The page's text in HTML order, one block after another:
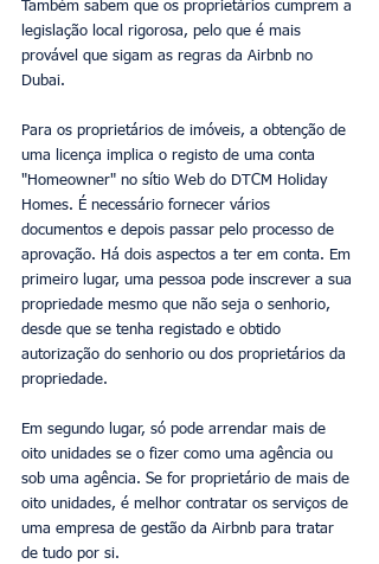
Também sabem que os proprietários cumprem a
legislação local rigorosa, pelo que é mais
provável que sigam as regras da Airbnb no
Dubai.
Para os proprietários de imóveis, a obtenção de
uma licença implica o registo de uma conta
"Homeowner" no sítio Web do DTCM Holiday
Homes. É necessário fornecer vários
documentos e depois passar pelo processo de
aprovação. Há dois aspectos a ter em conta. Em
primeiro lugar, uma pessoa pode inscrever a sua
propriedade mesmo que não seja o senhorio,
desde que se tenha registado e obtido
autorização do senhorio ou dos proprietários da
propriedade.
Em segundo lugar, só pode arrendar mais de
oito unidades se o fizer como uma agência ou
sob uma agência. Se for proprietário de mais de
oito unidades, é melhor contratar os serviços de
uma empresa de gestão da Airbnb para tratar
de tudo por si.